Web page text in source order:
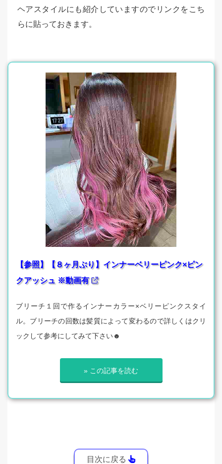
ヘアスタイルにも紹介していますのでリンクをこち
らに貼っておきます。
【参照】【８ヶ月ぶり】インナーベリーピンク×ピン
クアッシュ ※動画有
ブリーチ１回で作るインナーカラー×ベリーピンクスタイ
ル。ブリーチの回数は髪質によって変わるので詳しくはクリ
ックして参考にしてみて下さい☻
» この記事を読む
目次に戻る